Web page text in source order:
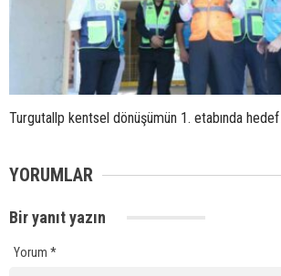
Turgutallp kentsel dönüşümün 1. etabında
YORUMLAR
Bir yanıt yazın
Yorum *